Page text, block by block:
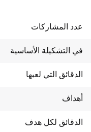
عدد المشاركات
في التشكيلة الأساسية
الدقائق التي لعبها
أهداف
الدقائق لكل هدف